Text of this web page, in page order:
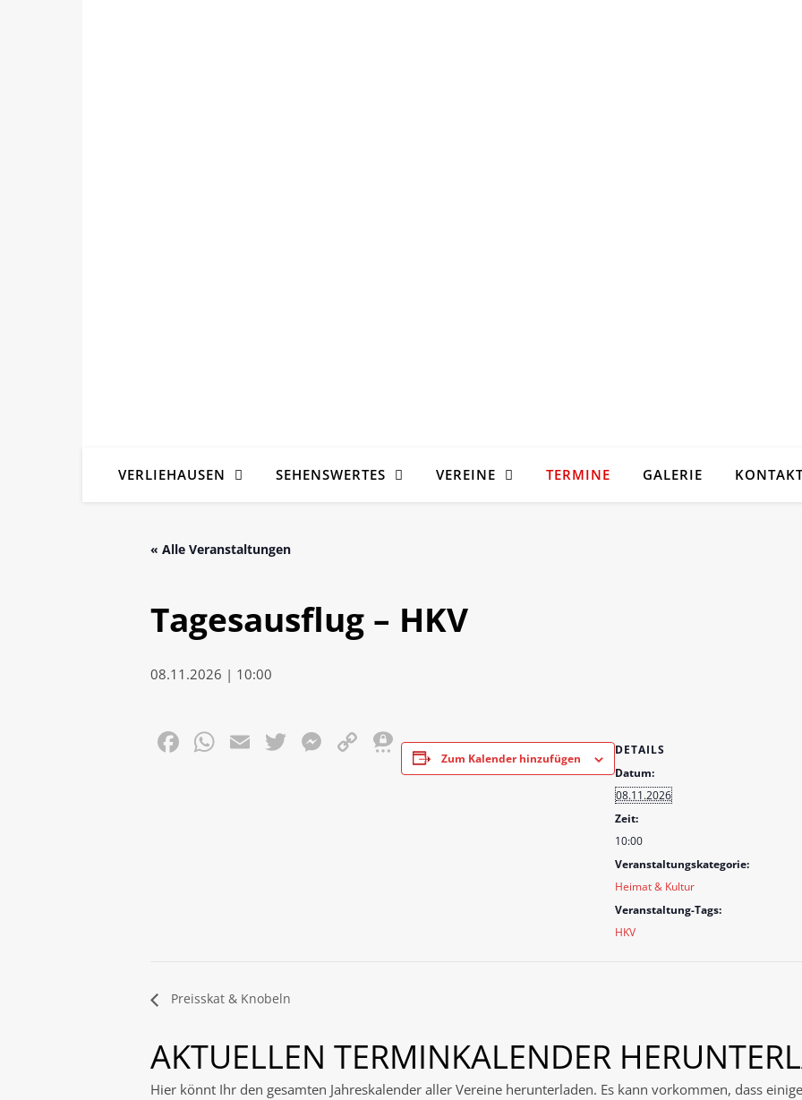
VERLIEHAUSEN SEHENSWERTES VEREINE TERMINE GALERIE
« Alle Veranstaltungen
Tagesausflug – HKV
08.11.2026 | 10:00
Facebook
WhatsApp
EmailTwitter
Messenger
Copy
Link
Threema
Zum Kalender hinzufügen
DETAILS
Datum:
08.11.2026
Zeit:
10:00
Veranstaltungskategorie:
Heimat & Kultur
Veranstaltung-Tags:
HKV
Preisskat & Knobeln
AKTUELLEN TERMINKALENDER
Hier könnt Ihr den gesamten Jahreskalender aller Vereine herunterladen. Es kann vorkommen, dass